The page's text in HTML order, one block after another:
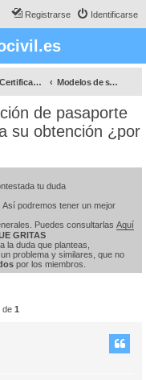
Identificarse
Registrarse
Solicitar Certificados Modelos de solicitud de certificados literales
de pasaporte
su obtención ¿por
tu duda
: Así podremos tener un mejor
Puedes consultarlas Aquí
GRITAS
la duda que planteas,
problema y similares, que no
por los miembros.
de 1